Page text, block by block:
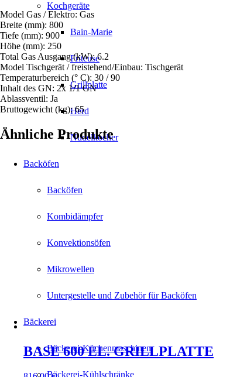
Kochgeräte
Bain-Marie
Friteuse
Grillplatte
Herd
Nudelkocher
Backöfen
Backöfen
Kombidämpfer
Konvektionsöfen
Mikrowellen
Untergestelle und Zubehör für Backöfen
Bäckerei
Bäckerei-Küchenmaschinen
Bäckerei-Kühlschränke
Model Gas / Elektro: Gas
Breite (mm): 800
Tiefe (mm): 900
Höhe (mm): 250
Total Gas Ausgang (kW): 6.2
Model Tischgerät / freistehend/Einbau: Tischgerät
Temperaturbereich (° C): 30 / 90
Inhalt des GN: 2x 1/1 GN
Ablassventil: Ja
Bruttogewicht (kg): 65
Ähnliche Produkte
BASE 600 EL. GRILLPLATTE